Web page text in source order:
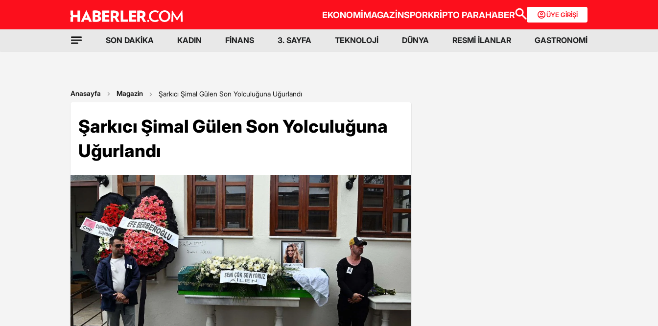
EKONOMİMAGAZİNSPORKRİPTO PARAHABER ÜYE GİRİŞİ
SON DAKİKA KADIN FİNANS 3. SAYFA TEKNOLOJİ DÜNYA RESMİ İLANLAR GASTRONOMİ
Anasayfa Magazin Şarkıcı Şimal Gülen Son Yolculuğuna Uğurlandı
Şarkıcı Şimal Gülen Son Yolculuğuna
Uğurlandı